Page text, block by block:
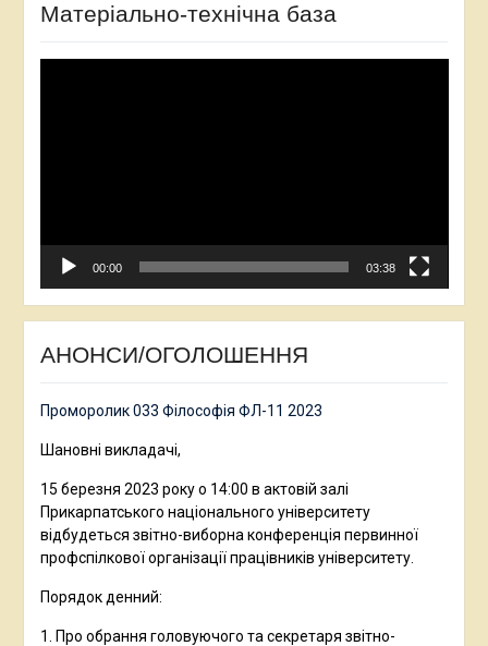
Матеріально-технічна база
00:00 03:38
АНОНСИ/ОГОЛОШЕННЯ
Проморолик 033 Філософія ФЛ-11 2023
Шановні викладачі,
15 березня 2023 року о 14:00 в актовій залі
Прикарпатського національного університету
відбудеться звітно-виборна конференція первинної
профспілкової організації працівників університету.
Порядок денний:
1. Про обрання головуючого та секретаря звітно-